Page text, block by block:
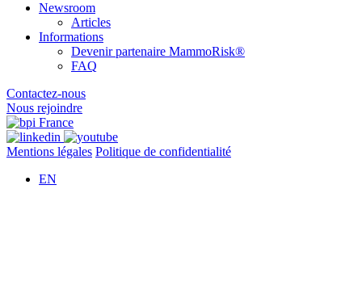
Newsroom
Articles
Informations
Devenir partenaire MammoRisk®
FAQ
Contactez-nous
Nous rejoindre
Mentions légales Politique de confidentialité
EN